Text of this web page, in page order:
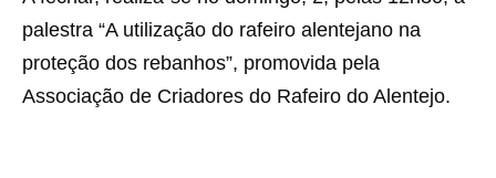
palestra “A utilização do rafeiro alentejano na
proteção dos rebanhos”, promovida pela
Associação de Criadores do Rafeiro do Alentejo.